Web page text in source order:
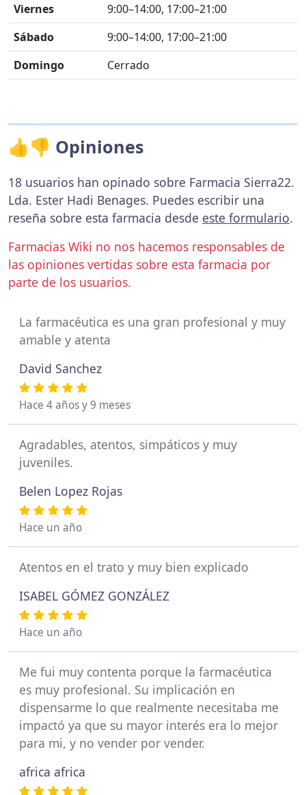
Viernes
9:00–14:00, 17:00–21:00
Sábado
9:00–14:00, 17:00–21:00
Domingo
Cerrado
👍👎 Opiniones
18 usuarios han opinado sobre Farmacia Sierra22.
Lda. Ester Hadi Benages. Puedes escribir una
reseña sobre esta farmacia desde este formulario.
Farmacias Wiki no nos hacemos responsables de
las opiniones vertidas sobre esta farmacia por
parte de los usuarios.
La farmacéutica es una gran profesional y muy
amable y atenta
David Sanchez
Hace 4 años y 9 meses
Agradables, atentos, simpáticos y muy
juveniles.
Belen Lopez Rojas
Hace un año
Atentos en el trato y muy bien explicado
ISABEL GÓMEZ GONZÁLEZ
Hace un año
Me fui muy contenta porque la farmacéutica
es muy profesional. Su implicación en
dispensarme lo que realmente necesitaba me
impactó ya que su mayor interés era lo mejor
para mi, y no vender por vender.
africa africa